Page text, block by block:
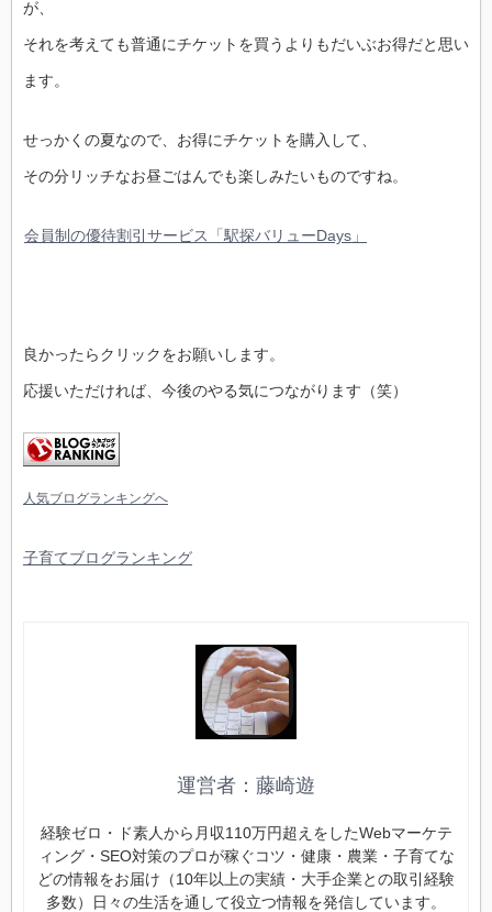
が、
それを考えても普通にチケットを買うよりもだいぶお得だと思い
ます。
せっかくの夏なので、お得にチケットを購入して、
その分リッチなお昼ごはんでも楽しみたいものですね。
会員制の優待割引サービス「駅探バリューDays」
良かったらクリックをお願いします。
応援いただければ、今後のやる気につながります（笑）
人気ブログランキングへ
子育てブログランキング
運営者：藤崎遊
経験ゼロ・ド素人から月収110万円超えをしたWebマーケテ
ィング・SEO対策のプロが稼ぐコツ・健康・農業・子育てな
どの情報をお届け（10年以上の実績・大手企業との取引経験
多数）日々の生活を通して役立つ情報を発信しています。